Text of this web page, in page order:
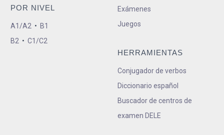
POR NIVEL
A1/A2 • B1
B2 • C1/C2
Exámenes
Juegos
HERRAMIENTAS
Conjugador de verbos
Diccionario español
Buscador de centros de
examen DELE